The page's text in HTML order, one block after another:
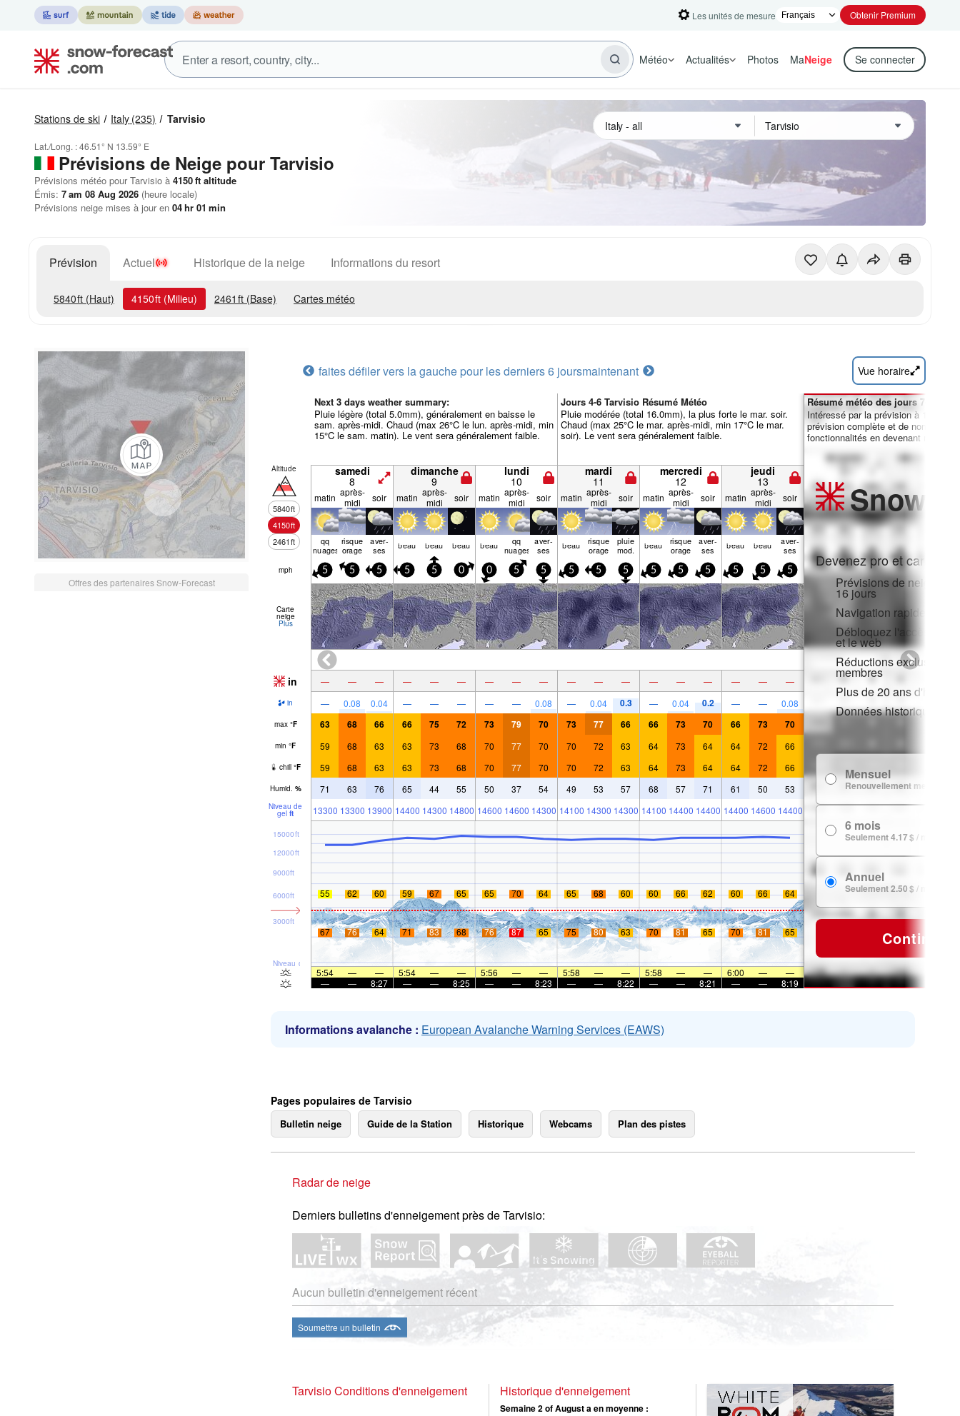
Les unités de mesure Obtenir Premium
Météo Actualités Photos MaNeige Se connecter
Stations de ski Italy (235) Tarvisio
Lat./Long. :46.51° N 13.59° E
Prévisions de Neige pour Tarvisio
Prévisions météo pour Tarvisio à 4150ft altitude
Émis: 7 am 08 Aug 2026 (heure locale)
Prévisions neige mises à jour en 04hr 01 min
Prévision Actuel Historique de la neige Informations du resort
5840ft (Haut) 4150ft (Milieu) 2461 ft (Base) Cartes météo
Offres des partenaires Snow-Forecast
faites défiler vers la gauche pour les derniers 6 joursmaintenant Vue horaire
Next 3 days weather summary:
Pluie légère (total 5.0mm), généralement en baisse le
sam. après-midi. Chaud (max 26°C le lun. après-midi, min
15°C le sam. matin). Le vent sera généralement faible.
Jours 4-6 Tarvisio Résumé Météo
Pluie modérée (total 16.0mm), la plus forte le mar. soir.
Chaud (max 25°C le mar. après-midi, min 17°C le mar.
soir). Le vent sera généralement faible.
Altitude
5840ft
4150ft
2461ft
samedi
8
dimanche
9
lundi
10
mardi
11
mercredi
12
jeudi
13
matin après-
midi
soir matin après-
midi
soir matin après-
midi
soir matin après-
midi
soir matin après-
midi
soir matin après-
midi
soir
qq
nuages
risque
orage
aver­
ses beau beau beau beau qq
nuages
aver­
ses beau risque
orage
pluie
mod. beau risque
orage
aver­
ses beau beau aver­
ses
mph 5 5 5 5 5 0 0 5 5 5 5 5 5 5 5 5 5 5
Carte
neige
Plus
in — — — — — — — — — — — — — — — — — —
in — 0.08 0.04 — — — — — 0.08 — 0.04 0.3 — 0.04 0.2 — — 0.08
max °F 63 68 66 66 75 72 73 79 70 73 77 66 66 73 70 66 73 70
min °F 59 68 63 63 73 68 70 77 70 70 72 63 64 73 64 64 72 66
chill °F 59 68 63 63 73 68 70 77 70 70 72 63 64 73 64 64 72 66
Humid. % 71 63 76 65 44 55 50 37 54 49 53 57 68 57 71 61 50 53
Niveau de
gel ft 13300 13300 13900 14400 14300 14800 14600 14600 14300 14100 14300 14300 14100 14400 14400 14400 14600 14400
Niveau de la mer
3000ft
6000ft
9000ft
12000ft
15000ft
55 62 60 59 67 65 65 70 64 65 68 60 60 66 62 60 66 64
67 76 64 71 83 68 76 87 65 75 80 63 70 81 65 70 81 65
5:54 — — 5:54 — — 5:56 — — 5:58 — — 5:58 — — 6:00 —
—
—
— 8:27 — — 8:25 — — 8:23 — — 8:22 — — 8:21 — — 8:19
Résumé météo des jours 7-16 :
Intéressé par la prévision à 16 jours
prévision complète et de
fonctionnalités en devenant membre
Snow
Devenez pro et carve en:
Prévisions de neige
16 jours
Navigation rapide sans
Débloquez l'accès
et le web
Réductions exclusives
membres
Plus de 20 ans
Données historiques de
Mensuel
Renouvellement mensuel
6 mois
Seulement 4.17 $ / mois
Annuel
Seulement 2.50 $ / mois
Continuer
Informations avalanche : European Avalanche Warning Services (EAWS)
Pages populaires de Tarvisio
Bulletin neige Guide de la Station Historique Webcams Plan des pistes
Radar de neige
Derniers bulletins d'enneigement près de Tarvisio:
Aucun bulletin d'enneigement récent
Soumettre un bulletin
Tarvisio Conditions d'enneigement Historique d'enneigement
Semaine 2 of August a en moyenne :